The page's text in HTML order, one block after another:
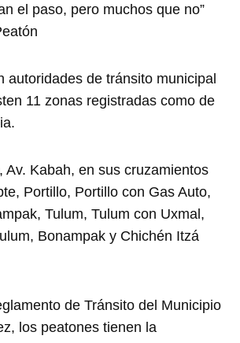
el paso, pero muchos que no”
autoridades de tránsito municipal
11 zonas registradas como de
Av. Kabah, en sus cruzamientos
Portillo, Portillo con Gas Auto,
Tulum, Tulum con Uxmal,
Bonampak y Chichén Itzá
de Tránsito del Municipio
los peatones tienen la